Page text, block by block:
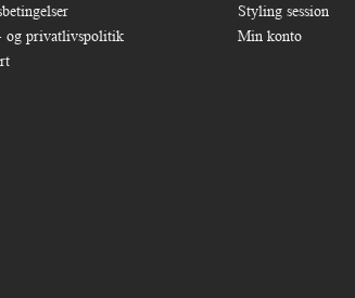
og privatlivspolitik
Styling session
Min konto